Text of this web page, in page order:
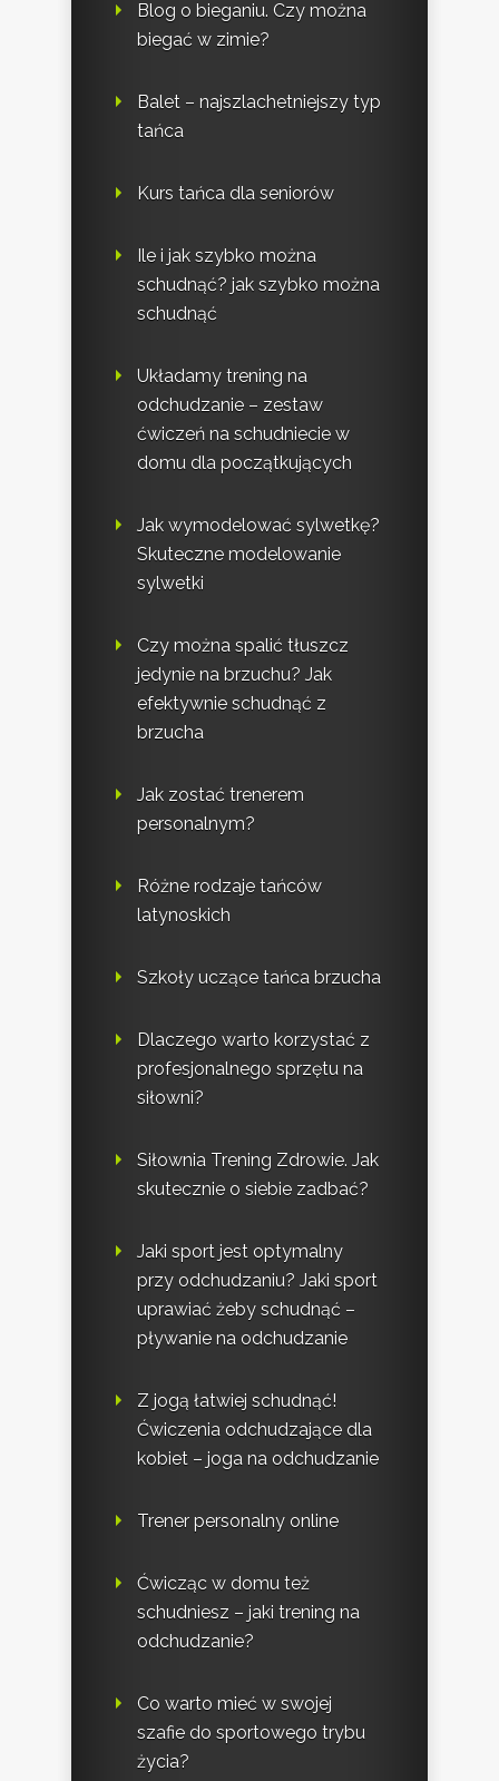
Blog o bieganiu. Czy można
biegać w zimie?
Balet – najszlachetniejszy typ
tańca
Kurs tańca dla seniorów
Ile i jak szybko można
schudnąć? jak szybko można
schudnąć
Układamy trening na
odchudzanie – zestaw
ćwiczeń na schudniecie w
domu dla początkujących
Jak wymodelować sylwetkę?
Skuteczne modelowanie
sylwetki
Czy można spalić tłuszcz
jedynie na brzuchu? Jak
efektywnie schudnąć z
brzucha
Jak zostać trenerem
personalnym?
Różne rodzaje tańców
latynoskich
Szkoły uczące tańca brzucha
Dlaczego warto korzystać z
profesjonalnego sprzętu na
siłowni?
Siłownia Trening Zdrowie. Jak
skutecznie o siebie zadbać?
Jaki sport jest optymalny
przy odchudzaniu? Jaki sport
uprawiać żeby schudnąć –
pływanie na odchudzanie
Z jogą łatwiej schudnąć!
Ćwiczenia odchudzające dla
kobiet – joga na odchudzanie
Trener personalny online
Ćwicząc w domu też
schudniesz – jaki trening na
odchudzanie?
Co warto mieć w swojej
szafie do sportowego trybu
życia?